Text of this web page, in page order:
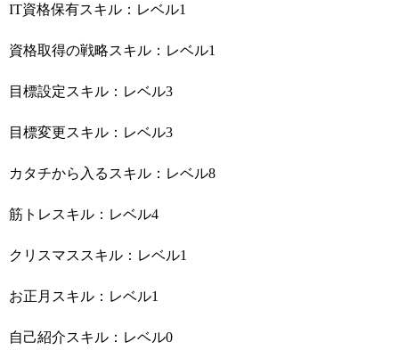
IT資格保有スキル：レベル1
資格取得の戦略スキル：レベル1
目標設定スキル：レベル3
目標変更スキル：レベル3
カタチから入るスキル：レベル8
筋トレスキル：レベル4
クリスマススキル：レベル1
お正月スキル：レベル1
自己紹介スキル：レベル0